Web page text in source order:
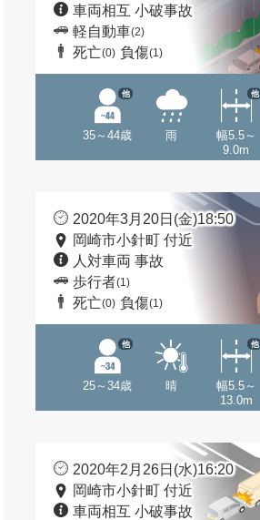
車両相互 小破事故
軽自動車(2)
死亡(0) 負傷(1)
35～44歳
他
雨
幅5.5～
9.0m
他
2020年3月20日(金)18:50
岡崎市小針町 付近
人対車両 事故
歩行者(1)
死亡(0) 負傷(1)
25～34歳
他
晴
幅5.5～
13.0m
他
2020年2月26日(水)16:20
岡崎市小針町 付近
車両相互 小破事故